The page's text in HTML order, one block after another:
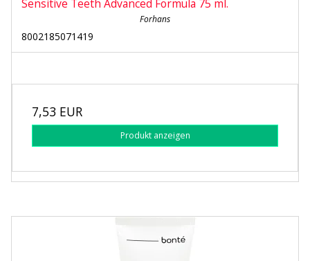
Sensitive Teeth Advanced Formula 75 ml.
Forhans
8002185071419
7,53 EUR
Produkt anzeigen